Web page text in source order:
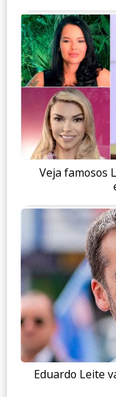
Veja famosos
Eduardo Leite